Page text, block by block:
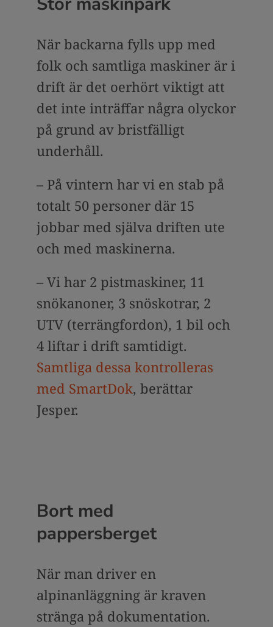
När backarna fylls upp med
folk och samtliga maskiner är i
drift är det oerhört viktigt att
det inte inträffar några olyckor
på grund av bristfälligt
underhåll.
– På vintern har vi en stab på
totalt 50 personer där 15
jobbar med själva driften ute
och med maskinerna.
– Vi har 2 pistmaskiner, 11
snökanoner, 3 snöskotrar, 2
UTV (terrängfordon), 1 bil och
4 liftar i drift samtidigt.
Samtliga dessa kontrolleras
med SmartDok, berättar
Jesper.
Bort med
pappersberget
När man driver en
alpinanläggning är kraven
stränga på dokumentation.